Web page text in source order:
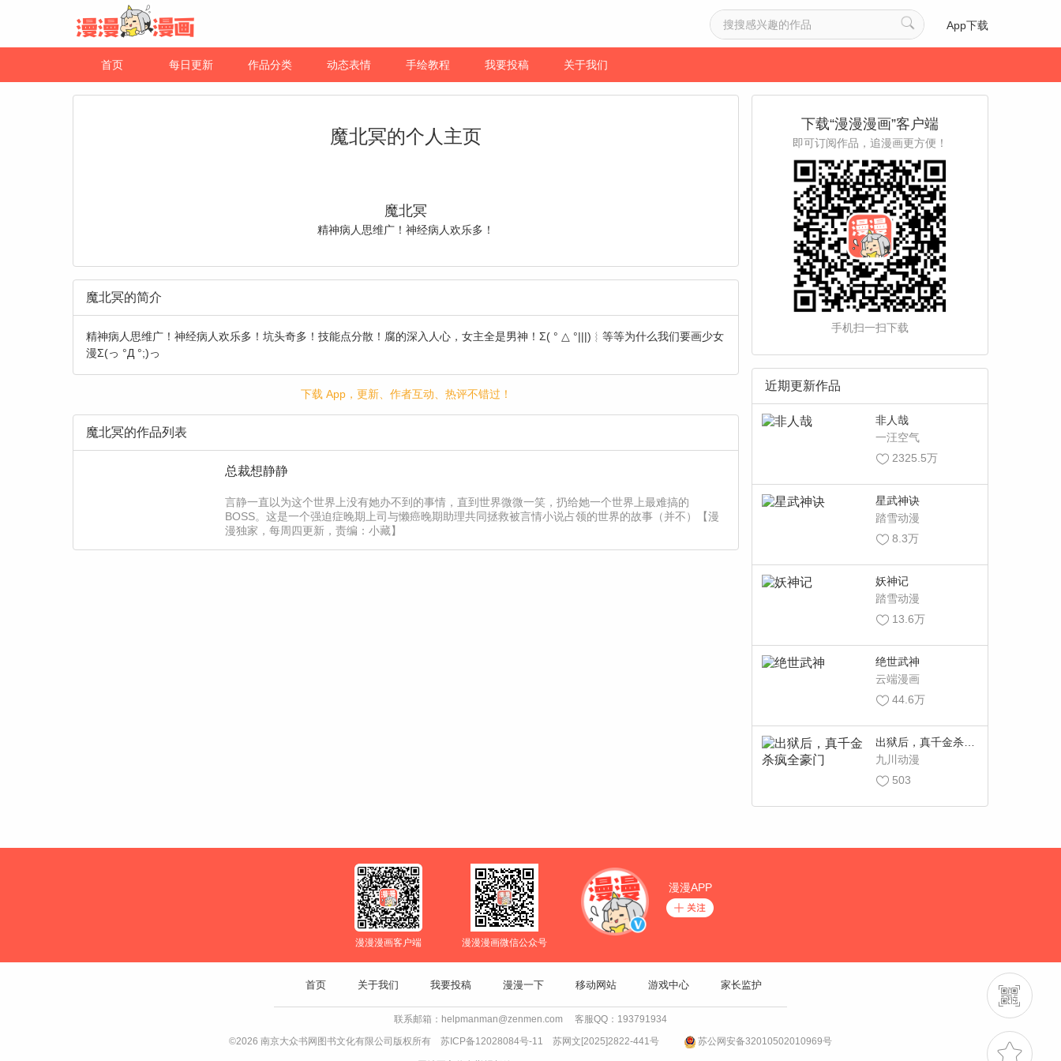
App下载
首页 每日更新 作品分类 动态表情 手绘教程 我要投稿 关于我们
魔北冥的个人主页
魔北冥
精神病人思维广！神经病人欢乐多！
魔北冥的简介
精神病人思维广！神经病人欢乐多！坑头奇多！技能点分散！腐的深入人心，女主全是男神！Σ( ° △ °|||)︴等等为什么我们要画少女
漫Σ(っ °Д °;)っ
下载 App，更新、作者互动、热评不错过！
魔北冥的作品列表
总裁想静静
言静一直以为这个世界上没有她办不到的事情，直到世界微微一笑，扔给她一个世界上最难搞的
BOSS。这是一个强迫症晚期上司与懒癌晚期助理共同拯救被言情小说占领的世界的故事（并不）【漫
漫独家，每周四更新，责编：小藏】
下载“漫漫漫画”客户端
即可订阅作品，追漫画更方便！
手机扫一扫下载
近期更新作品
非人哉
一汪空气
2325.5万
星武神诀
踏雪动漫
8.3万
妖神记
踏雪动漫
13.6万
绝世武神
云端漫画
44.6万
出狱后，真千金杀疯
全豪门
九川动漫
503
漫漫漫画客户端 漫漫漫画微信公众号
漫漫APP
首页 关于我们 我要投稿 漫漫一下 移动网站 游戏中心 家长监护
联系邮箱：helpmanman@zenmen.com 客服QQ：193791934
©2026 南京大众书网图书文化有限公司版权所有 苏ICP备12028084号-11 苏网文[2025]2822-441号 苏公网安备32010502010969号